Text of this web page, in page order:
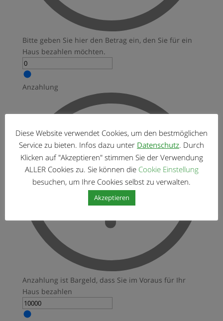
Bitte geben Sie hier den Betrag ein, den Sie für ein
Haus bezahlen möchten.
Anzahlung
Anzahlung ist Bargeld, dass Sie im Voraus für Ihr
Haus bezahlen
Diese Website verwendet Cookies, um den bestmöglichen
Service zu bieten. Infos dazu unter Datenschutz. Durch
Klicken auf "Akzeptieren" stimmen Sie der Verwendung
ALLER Cookies zu. Sie können die Cookie Einstellung
besuchen, um Ihre Cookies selbst zu verwalten.
Akzeptieren